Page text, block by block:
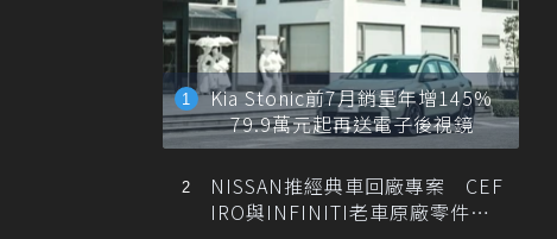
Kia Stonic前7月銷量年增145%
79.9萬元起再送電子後視鏡
NISSAN推經典車回廠專案 CEF
IRO與INFINITI老車原廠零件最